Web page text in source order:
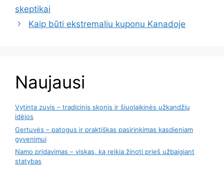
skeptikai
Kaip būti ekstremaliu kuponu Kanadoje
Naujausi
Vytinta zuvis – tradicinis skonis ir šiuolaikinės užkandžių
idėjos
Gertuvės – patogus ir praktiškas pasirinkimas kasdieniam
gyvenimui
Namo pridavimas – viskas, ką reikia žinoti prieš užbaigiant
statybas